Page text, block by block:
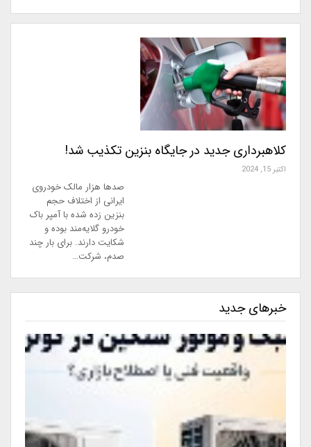
کلاهبرداری جدید در جایگاه بنزین تکذیب شد!
اکتبر 15, 2024
صد‌ها هزار مالک خودروی
ایرانی از اختلاف حجم
بنزین زده شده با آمپر باک
خودرو گلایه‌مند بوده و
شکایت دارند. برای بار چند
صدم، شرکت…
خبرهای جدید